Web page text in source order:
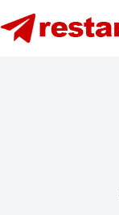
to
content